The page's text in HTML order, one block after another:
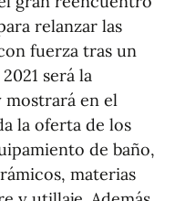
relanzar las
fuerza tras un
será la
en el
la oferta de los
de baño,
materias